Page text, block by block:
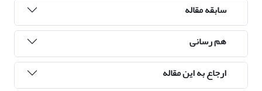
سابقه مقاله
هم رسانی
ارجاع به این مقاله